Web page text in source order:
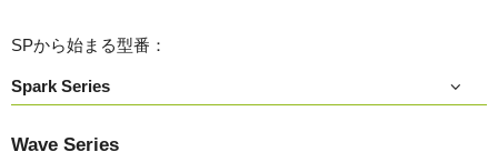
SPから始まる型番：
Spark Series
Wave Series